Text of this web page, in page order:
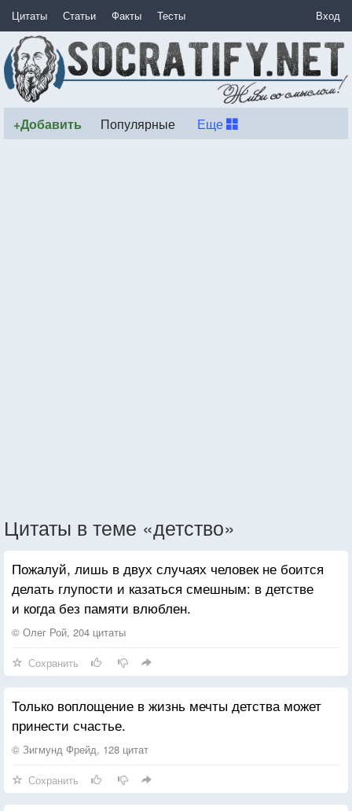
Цитаты Статьи Факты Тесты Вход
+Добавить Популярные Еще
Цитаты в теме «детство»
Пожалуй, лишь в двух случаях человек не боится
делать глупости и казаться смешным: в детстве
и когда без памяти влюблен.
© Олег Рой, 204 цитаты
Сохранить
Только воплощение в жизнь мечты детства может
принести счастье.
© Зигмунд Фрейд, 128 цитат
Сохранить